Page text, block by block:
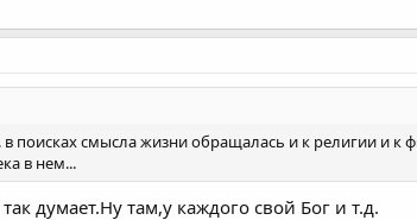
поисках смысла жизни обращалась и к религии и к
в нем...
думает.Ну там,у каждого свой Бог и т.д.